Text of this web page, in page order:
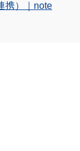
携）｜note